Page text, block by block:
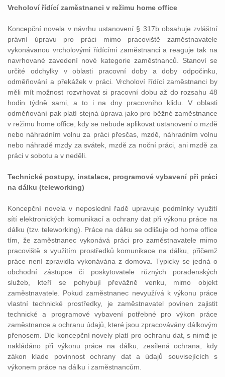
Vrcholoví řídící zaměstnanci v režimu home office
Koncepční novela v návrhu ustanovení § 317b obsahuje zvláštní
právní úpravu pro práci mimo pracoviště zaměstnavatele
vykonávanou vrcholovými řídícími zaměstnanci a reaguje tak na
navrhované zavedení nové kategorie zaměstnanců. Stanoví se
určité odchylky v oblasti pracovní doby a doby odpočinku,
odměňování a překážek v práci. Vrcholoví řídící zaměstnanci by
měli mít možnost rozvrhovat si pracovní dobu až do rozsahu 48
hodin týdně sami, a to i na dny pracovního klidu. V oblasti
odměňování pak platí stejná úprava jako pro běžné zaměstnance
v režimu home office, kdy se nebude aplikovat ustanovení o mzdě
nebo náhradním volnu za práci přesčas, mzdě, náhradním volnu
nebo náhradě mzdy za svátek, mzdě za noční práci, ani mzdě za
práci v sobotu a v neděli.
Technické postupy, instalace, programové vybavení při práci
na dálku (teleworking)
Koncepční novela v neposlední řadě upravuje podmínky využití
sítí elektronických komunikací a ochrany dat při výkonu práce na
dálku (tzv. teleworking). Práce na dálku se odlišuje od home office
tím, že zaměstnanec vykonává práci pro zaměstnavatele mimo
pracoviště s využitím prostředků komunikace na dálku, přičemž
práce není zpravidla vykonávána z domova. Typicky se jedná o
obchodní zástupce či poskytovatele různých poradenských
služeb, kteří se pohybují převážně venku, mimo objekt
zaměstnavatele. Pokud zaměstnanec nevyužívá k výkonu práce
vlastní technické prostředky, je zaměstnavatel povinen zajistit
technické a programové vybavení potřebné pro výkon práce
zaměstnance a ochranu údajů, které jsou zpracovávány dálkovým
přenosem. Dle koncepční novely platí pro ochranu dat, s nimiž je
nakládáno při výkonu práce na dálku, zesílená ochrana, kdy
zákon klade povinnost ochrany dat a údajů souvisejících s
výkonem práce na dálku i zaměstnancům.